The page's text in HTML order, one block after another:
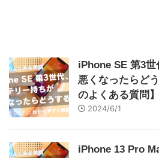
iPhone SE 第3
悪くなったらど
のよくある質問】
2024/6/1
iPhone 13 Pro